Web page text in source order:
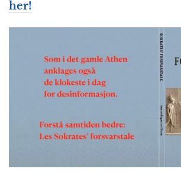
her!